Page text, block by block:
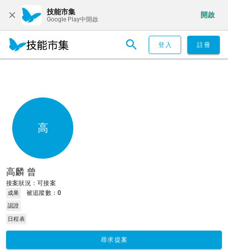
技能市集
Google Play中開啟
開啟
登入 註冊
高
高麟 曾
接案狀況：可接案
成果 被追蹤數：0
認證
日程表
尋求提案